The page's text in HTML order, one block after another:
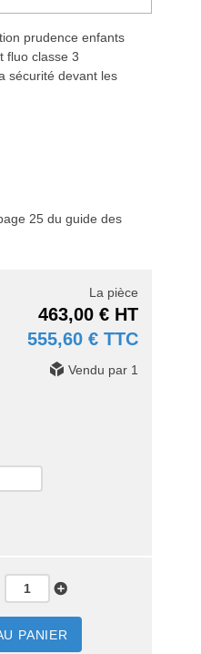
prudence enfants
fluo classe 3
sécurité devant les
25 du guide des
La pièce
463,00 € HT
555,60 € TTC
Vendu par 1
PANIER